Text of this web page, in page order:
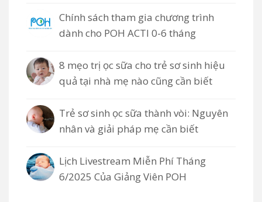
Chính sách tham gia chương trình
dành cho POH ACTI 0-6 tháng
8 mẹo trị ọc sữa cho trẻ sơ sinh hiệu
quả tại nhà mẹ nào cũng cần biết
Trẻ sơ sinh ọc sữa thành vòi: Nguyên
nhân và giải pháp mẹ cần biết
Lịch Livestream Miễn Phí Tháng
6/2025 Của Giảng Viên POH